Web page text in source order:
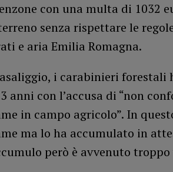
con una multa di 1032
senza rispettare le
e aria Emilia Romagna.
i carabinieri forestali
anni con l’accusa di “non
in campo agricolo”. In
ma lo ha accumulato in
però è avvenuto